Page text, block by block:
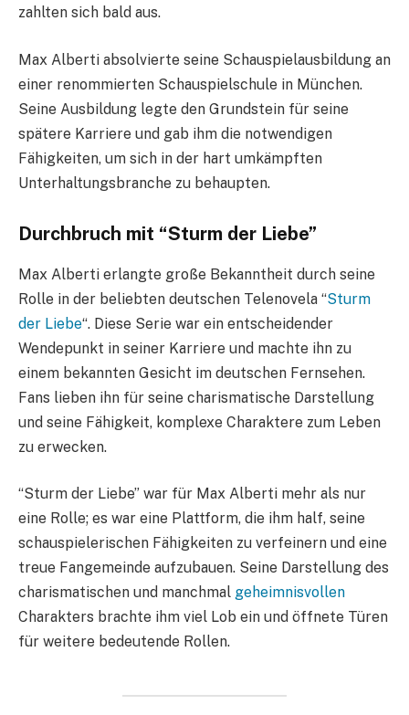
zahlten sich bald aus.
Max Alberti absolvierte seine Schauspielausbildung an
einer renommierten Schauspielschule in München.
Seine Ausbildung legte den Grundstein für seine
spätere Karriere und gab ihm die notwendigen
Fähigkeiten, um sich in der hart umkämpften
Unterhaltungsbranche zu behaupten.
Durchbruch mit “Sturm der Liebe”
Max Alberti erlangte große Bekanntheit durch seine
Rolle in der beliebten deutschen Telenovela “Sturm
der Liebe“. Diese Serie war ein entscheidender
Wendepunkt in seiner Karriere und machte ihn zu
einem bekannten Gesicht im deutschen Fernsehen.
Fans lieben ihn für seine charismatische Darstellung
und seine Fähigkeit, komplexe Charaktere zum Leben
zu erwecken.
“Sturm der Liebe” war für Max Alberti mehr als nur
eine Rolle; es war eine Plattform, die ihm half, seine
schauspielerischen Fähigkeiten zu verfeinern und eine
treue Fangemeinde aufzubauen. Seine Darstellung des
charismatischen und manchmal geheimnisvollen
Charakters brachte ihm viel Lob ein und öffnete Türen
für weitere bedeutende Rollen.